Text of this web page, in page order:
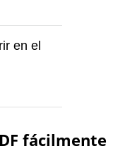
en el
fácilmente